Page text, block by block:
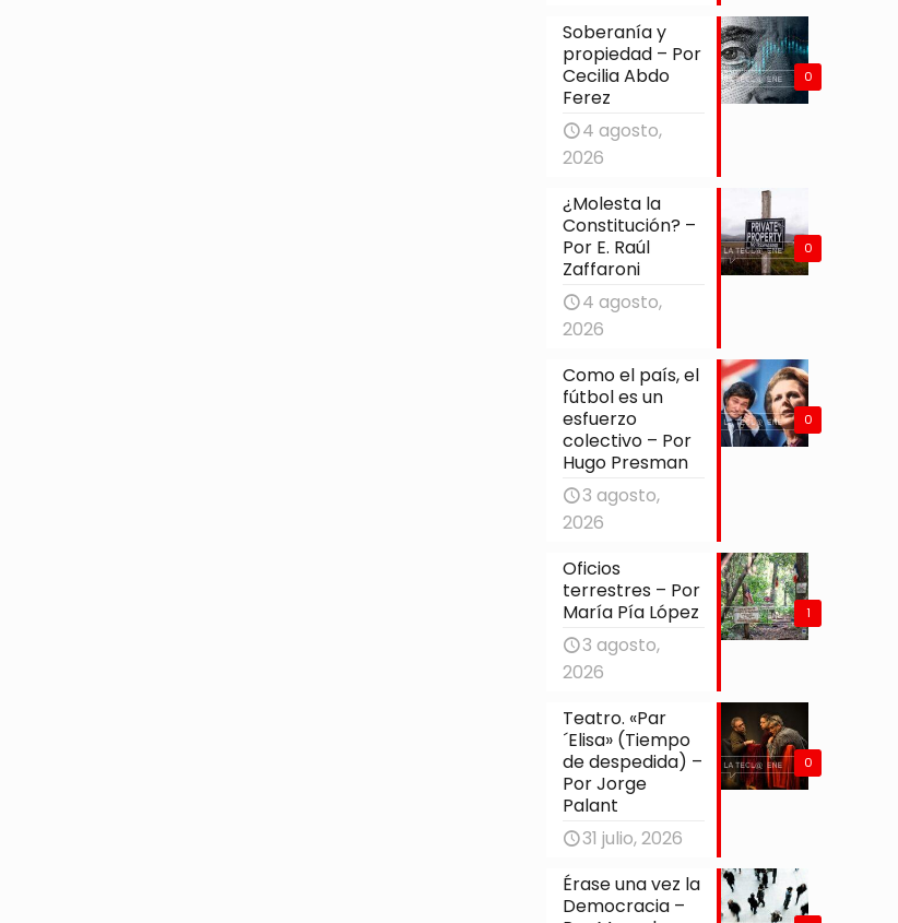
0
Soberanía y
propiedad – Por
Cecilia Abdo
Ferez
4 agosto,
2026
0
¿Molesta la
Constitución? –
Por E. Raúl
Zaffaroni
4 agosto,
2026
0
Como el país, el
fútbol es un
esfuerzo
colectivo – Por
Hugo Presman
3 agosto,
2026
1
Oficios
terrestres – Por
María Pía López
3 agosto,
2026
0
Teatro. «Par
´Elisa» (Tiempo
de despedida) –
Por Jorge
Palant
31 julio, 2026
Érase una vez la
Democracia –